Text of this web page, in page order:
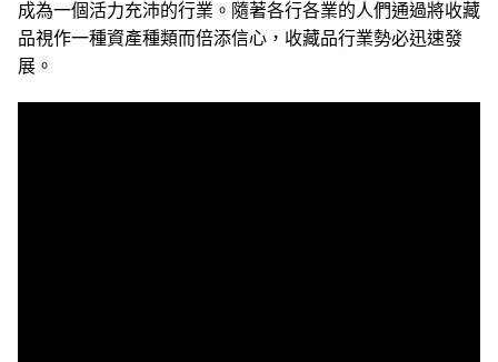
成為一個活力充沛的行業。隨著各行各業的人們通過將收藏
品視作一種資產種類而倍添信心，收藏品行業勢必迅速發
展。